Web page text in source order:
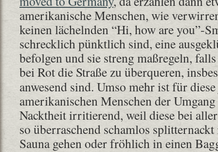
amerikanische Menschen, wie
keinen lächelnden “Hi, how are you”-
schrecklich pünktlich sind, eine
befolgen und sie streng maßregeln,
bei Rot die Straße zu überqueren,
anwesend sind. Umso mehr ist für
amerikanischen Menschen der
Nacktheit irritierend, weil diese bei
so überraschend schamlos
Sauna gehen oder fröhlich in einen